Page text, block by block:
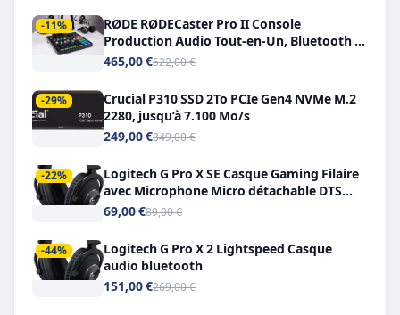
-11%
RØDE RØDECaster Pro II Console
Production Audio Tout-en-Un, Bluetooth et
Double USB-C
465,00 €522,00 €
-29%
Crucial P310 SSD 2To PCIe Gen4 NVMe M.2
2280, jusqu’à 7.100 Mo/s
249,00 €349,00 €
-22%
Logitech G Pro X SE Casque Gaming Filaire
avec Microphone Micro détachable DTS
Headphone X 7.1
69,00 €89,00 €
-44%
Logitech G Pro X 2 Lightspeed Casque
audio bluetooth
151,00 €269,00 €